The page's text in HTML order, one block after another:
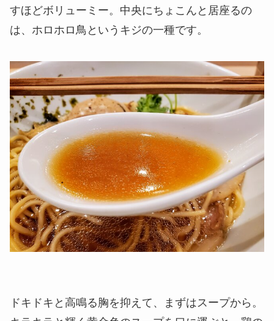
すほどボリューミー。中央にちょこんと居座るの
は、ホロホロ鳥というキジの一種です。
ドキドキと高鳴る胸を抑えて、まずはスープから。